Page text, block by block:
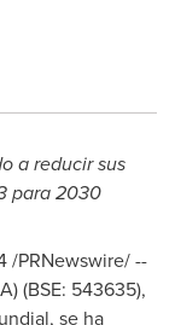
a reducir sus
para 2030
/PRNewswire/ --
(BSE: 543635),
se ha